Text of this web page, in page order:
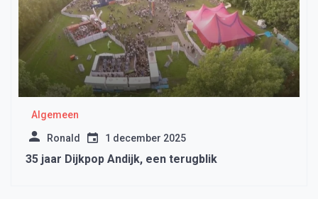
Algemeen
Ronald 1 december 2025
35 jaar Dijkpop Andijk, een terugblik